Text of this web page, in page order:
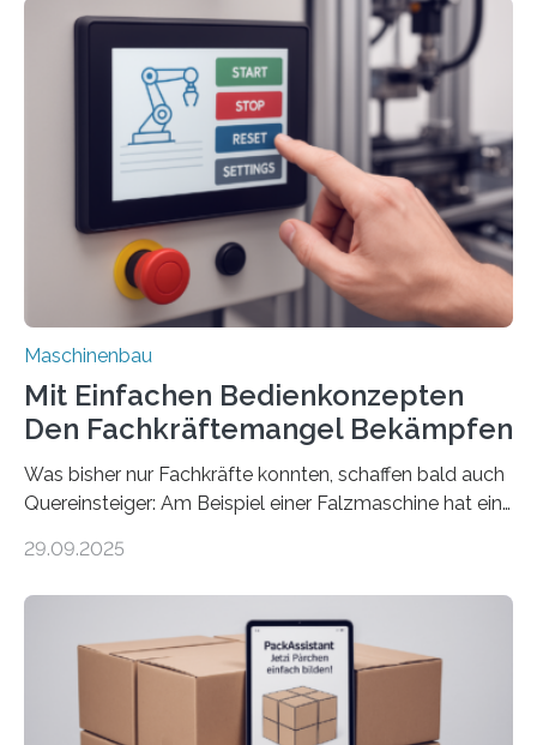
Maschinenbau
Mit Einfachen Bedienkonzepten
Den Fachkräftemangel Bekämpfen
Was bisher nur Fachkräfte konnten, schaffen bald auch
Quereinsteiger: Am Beispiel einer Falzmaschine hat ein
Mensch-Maschine-Schnittstelle so sehr vereinfacht,
Die zugrunde liegende Methodik lässt sich auf alle
anderen Maschinen übertragen. Eine Falzmaschine
umzurüsten ist ein Job für echte Profis. Eine solche
Maschine faltet in Druckereien Broschüren, Prospekte,
Landkarten und vieles mehr – mehrere Zehntausend
29.09.2025